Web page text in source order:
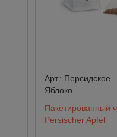
Арт.: Персидское
Яблоко
Пакетированный
Persischer Apfel